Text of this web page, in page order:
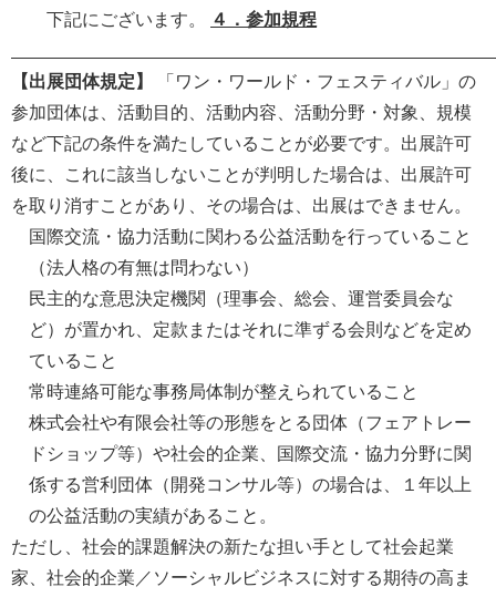
下記にございます。 ４． 参加規程
【出展団体規定】
「ワン・ワールド・フェスティバル」の
参加団体は、活動目的、活動内容、活動分野・対象、規模
など下記の条件を満たしていることが必要です。出展許可
後に、これに該当しないことが判明した場合は、出展許可
を取り消すことがあり、その場合は、出展はできません。
国際交流・協力活動に関わる公益活動を行っていること
（法人格の有無は問わない）
民主的な意思決定機関（理事会、総会、運営委員会な
ど）が置かれ、定款またはそれに準ずる会則などを定め
ていること
常時連絡可能な事務局体制が整えられていること
株式会社や有限会社等の形態をとる団体（フェアトレー
ドショップ等）や社会的企業、国際交流・協力分野に関
係する営利団体（開発コンサル等）の場合は、１年以上
の公益活動の実績があること。
ただし、社会的課題解決の新たな担い手として社会起業
家、社会的企業／ソーシャルビジネスに対する期待の高ま